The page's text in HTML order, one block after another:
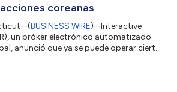
coreanas
(BUSINESS WIRE)--Interactive
un bróker electrónico automatizado
anunció que ya se puede operar ciertas